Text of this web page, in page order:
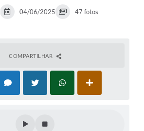
04/06/2025 47 fotos
COMPARTILHAR